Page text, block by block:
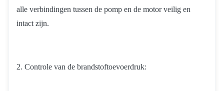
alle verbindingen tussen de pomp en de motor veilig en
intact zijn.
2. Controle van de brandstoftoevoerdruk: